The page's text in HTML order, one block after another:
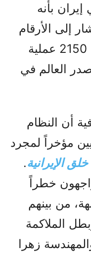
بأنه
إلى الأرقام
المرعبة، حيث نفذ النظام 2150 عملية
عام 2025، ليتصدر العالم في
أن النظام
مؤخراً لمجرد
الإيرانية.
يواجهون خطراً
من بينهم
الملاكمة
زهرا